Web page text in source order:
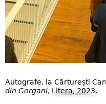
Autografe, la Cărturești
din Gorgani, Litera, 2023.